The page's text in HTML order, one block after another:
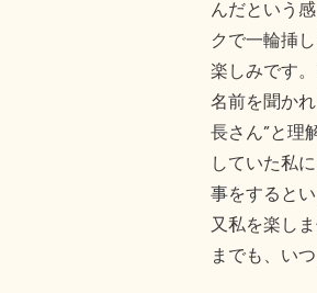
んだという
クで一輪挿
楽しみです
名前を聞か
長さん”と理
していた私
事をすると
又私を楽し
までも、い